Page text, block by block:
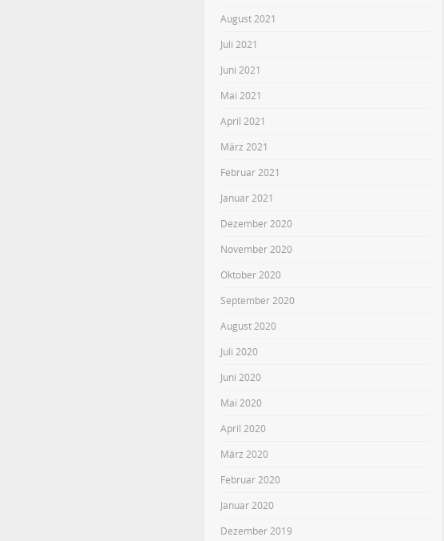
August 2021
Juli 2021
Juni 2021
Mai 2021
April 2021
März 2021
Februar 2021
Januar 2021
Dezember 2020
November 2020
Oktober 2020
September 2020
August 2020
Juli 2020
Juni 2020
Mai 2020
April 2020
März 2020
Februar 2020
Januar 2020
Dezember 2019